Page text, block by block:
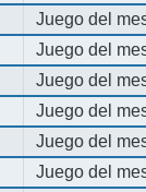
Juego del
Juego del
Juego del
Juego del
Juego del
Juego del